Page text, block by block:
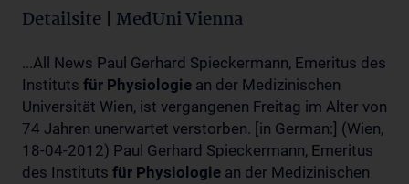
Detailsite | MedUni Vienna
...All News Paul Gerhard Spieckermann, Emeritus des
Instituts für Physiologie an der Medizinischen
Universität Wien, ist vergangenen Freitag im Alter von
74 Jahren unerwartet verstorben. [in German:] (Wien,
18-04-2012) Paul Gerhard Spieckermann, Emeritus
des Instituts für Physiologie an der Medizinischen